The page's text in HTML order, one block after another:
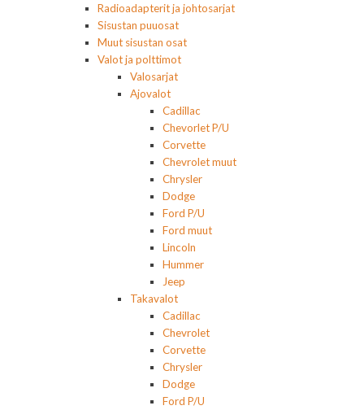
Radioadapterit ja johtosarjat
Sisustan puuosat
Muut sisustan osat
Valot ja polttimot
Valosarjat
Ajovalot
Cadillac
Chevorlet P/U
Corvette
Chevrolet muut
Chrysler
Dodge
Ford P/U
Ford muut
Lincoln
Hummer
Jeep
Takavalot
Cadillac
Chevrolet
Corvette
Chrysler
Dodge
Ford P/U